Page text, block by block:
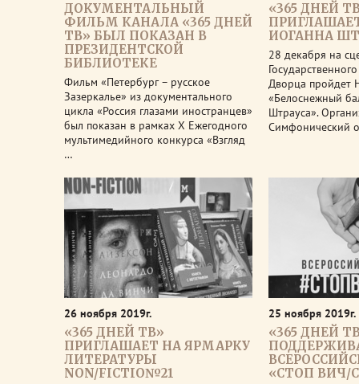
ДОКУМЕНТАЛЬНЫЙ
ФИЛЬМ КАНАЛА «365 ДНЕЙ
ТВ» БЫЛ ПОКАЗАН В
ПРЕЗИДЕНТСКОЙ
БИБЛИОТЕКЕ
Фильм «Петербург – русское
Зазеркалье» из документального
цикла «Россия глазами иностранцев»
был показан в рамках X Ежегодного
мультимедийного конкурса «Взгляд
…
«365 ДНЕЙ
ИОГАННА
28 декабря на
Дворца пройдет
«Белоснежный
Штрауса».
Симфонический
26 ноября 2019г.
«365 ДНЕЙ ТВ»
ПРИГЛАШАЕТ НА ЯРМАРКУ
ЛИТЕРАТУРЫ
NON/FICTIO№21
25 ноября 2019г.
«365 ДНЕЙ
«СТОП ВИЧ/